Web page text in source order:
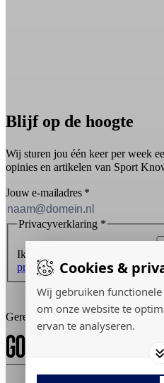
Cookies &
Wij gebruiken
om onze website te
ervan te analyseren.
Blijf op de hoogte
Wij sturen jou één keer per week
opinies en artikelen van Sport
Jouw e-mailadres *
Privacyverklaring *
Ik ontvang graag de nieuwsbrief
privacyverklaring.
Gerealiseerd door: